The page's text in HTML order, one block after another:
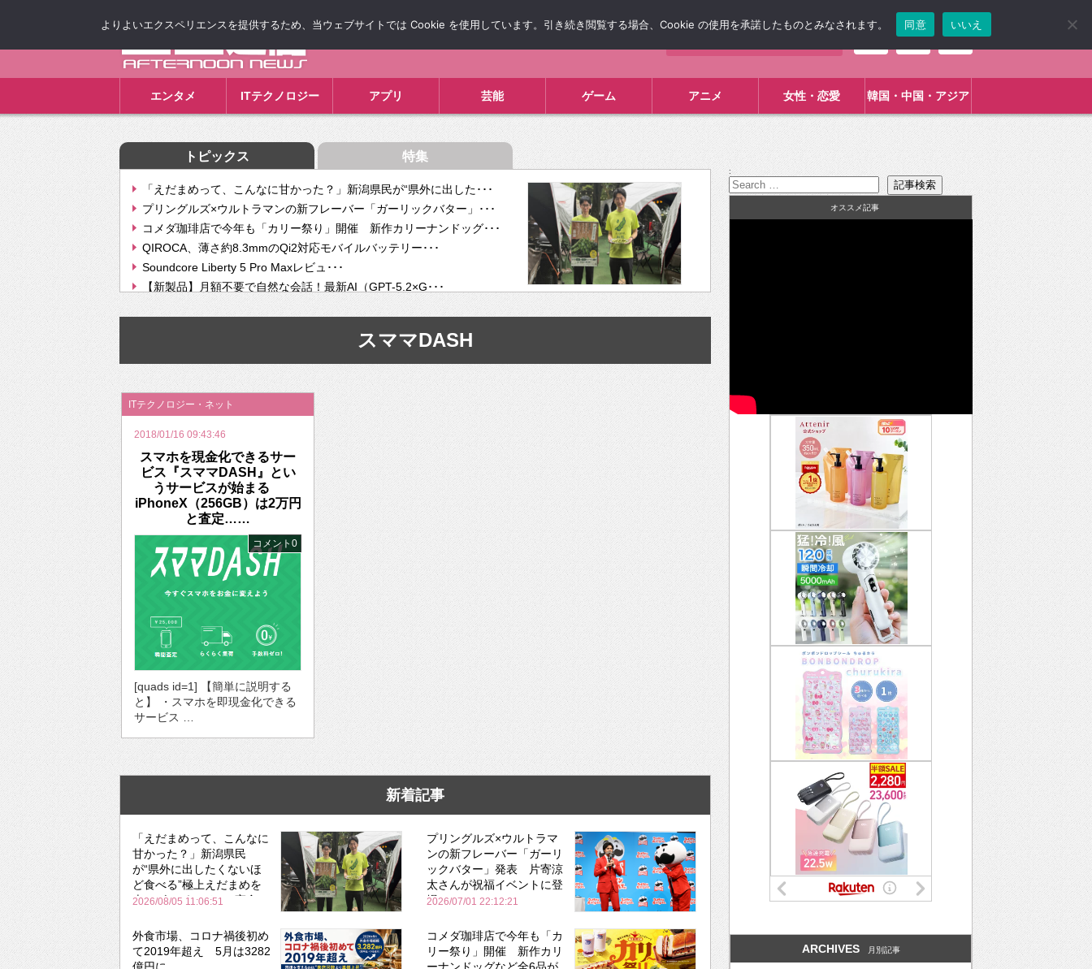
エンタメ ITテクノロジー アプリ 芸能 ゲーム アニメ 女性・恋愛 韓国・中国・アジア
トピックス 特集
「えだまめって、こんなに甘かった？」新潟県民が“県外に出した･･･
プリングルズ×ウルトラマンの新フレーバー「ガーリックバター」･･･
コメダ珈琲店で今年も「カリー祭り」開催 新作カリーナンドッグ･･･
QIROCA、薄さ約8.3mmのQi2対応モバイルバッテリー･･･
Soundcore Liberty 5 Pro Maxレビュ･･･
【新製品】月額不要で自然な会話！最新AI（GPT-5.2×G･･･
【次世代の没入感と生産性】VITURE Luma Ultra･･･
挫折率8割の壁をAIで突破。ジャストシステム、”自分が今話し･･･
2026年のバレンタインは「自分で作って、想いを渡す」 TE･･･
スママDASH
ITテクノロジー・ネット
2018/01/16 09:43:46
スマホを現金化できるサー
ビス『スママDASH』とい
うサービスが始まる
iPhoneX（256GB）は2万円
と査定……
コメント0
[quads id=1] 【簡単に説明する
と】 ・スマホを即現金化できる
サービス …
新着記事
「えだまめって、こんなに
甘かった？」新潟県民
が“県外に出したくないほ
ど食べる”極上えだまめを
森のビアガーデンで実食
2026/08/05 11:06:51
プリングルズ×ウルトラマ
ンの新フレーバー「ガーリ
ックバター」発表 片寄涼
太さんが祝福イベントに登
場
2026/07/01 22:12:21
外食市場、コロナ禍後初め
て2019年超え 5月は3282
億円に
コメダ珈琲店で今年も「カ
リー祭り」開催 新作カリ
ーナンドッグなど全6品が
:
オススメ記事
ARCHIVES 月別記事
よりよいエクスペリエンスを提供するため、当ウェブサイトでは Cookie を使用しています。引き続き閲覧する場合、Cookie の使用を承諾したものとみなされます。 同意 いいえ